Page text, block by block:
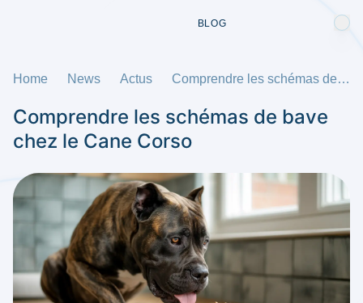
BLOG
Home News Actus Comprendre les schémas de bave chez le Cane Corso
Comprendre les schémas de bave
chez le Cane Corso